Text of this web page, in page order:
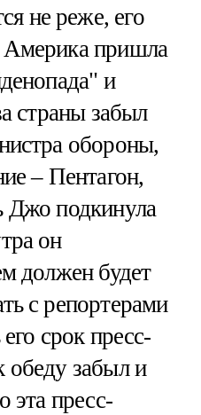
не реже, его
пришла
и
страны забыл
обороны,
– Пентагон,
Джо подкинула
он
должен будет
с репортерами
срок пресс-
забыл и
эта пресс-